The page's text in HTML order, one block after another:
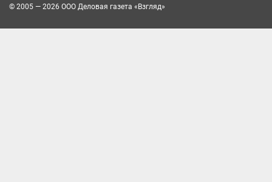
© 2005 — 2026 ООО Деловая газета «Взгляд»